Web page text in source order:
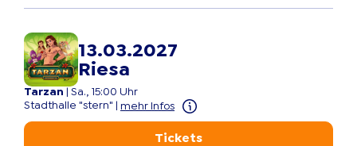
13.03.2027
Riesa
Tarzan
Sa., 15:00 Uhr
Stadthalle "stern"
mehr Infos
Tickets